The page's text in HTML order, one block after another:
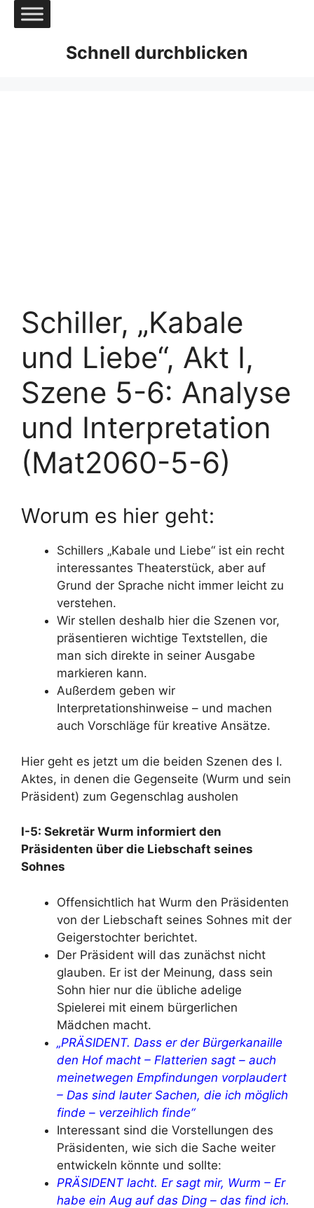
Zum
Inhalt
Schnell durchblicken
Schiller, „Kabale
und Liebe“, Akt I,
Szene 5-6: Analyse
und Interpretation
(Mat2060-5-6)
Worum es hier geht:
Schillers „Kabale und Liebe“ ist ein recht
interessantes Theaterstück, aber auf
Grund der Sprache nicht immer leicht zu
verstehen.
Wir stellen deshalb hier die Szenen vor,
präsentieren wichtige Textstellen, die
man sich direkte in seiner Ausgabe
markieren kann.
Außerdem geben wir
Interpretationshinweise – und machen
auch Vorschläge für kreative Ansätze.
Hier geht es jetzt um die beiden Szenen des I.
Aktes, in denen die Gegenseite (Wurm und sein
Präsident) zum Gegenschlag ausholen
I-5: Sekretär Wurm informiert den
Präsidenten über die Liebschaft seines
Sohnes
Offensichtlich hat Wurm den Präsidenten
von der Liebschaft seines Sohnes mit der
Geigerstochter berichtet.
Der Präsident will das zunächst nicht
glauben. Er ist der Meinung, dass sein
Sohn hier nur die übliche adelige
Spielerei mit einem bürgerlichen
Mädchen macht.
„PRÄSIDENT. Dass er der Bürgerkanaille
den Hof macht – Flatterien sagt – auch
meinetwegen Empfindungen vorplaudert
– Das sind lauter Sachen, die ich möglich
finde – verzeihlich finde“
Interessant sind die Vorstellungen des
Präsidenten, wie sich die Sache weiter
entwickeln könnte und sollte:
PRÄSIDENT lacht. Er sagt mir, Wurm – Er
habe ein Aug auf das Ding – das find ich.